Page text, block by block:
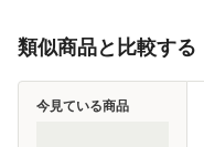
類似商品と比較する
今見ている商品